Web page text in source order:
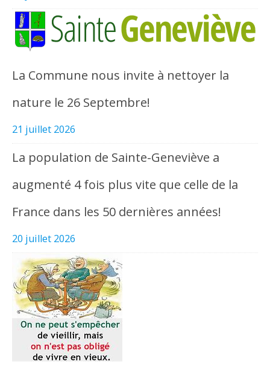
La Commune nous invite à nettoyer la
nature le 26 Septembre!
21 juillet 2026
La population de Sainte-Geneviève a
augmenté 4 fois plus vite que celle de la
France dans les 50 dernières années!
20 juillet 2026